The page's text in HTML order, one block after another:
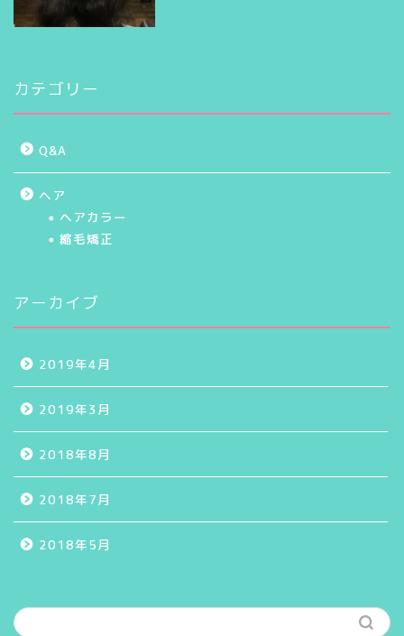
カテゴリー
Q&A
ヘア
ヘアカラー
縮毛矯正
アーカイブ
2019年4月
2019年3月
2018年8月
2018年7月
2018年5月